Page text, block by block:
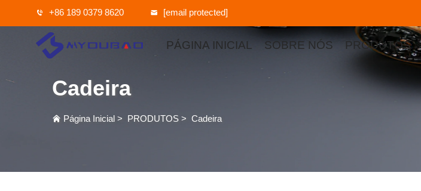
+86 189 0379 8620 [email protected]
PÁGINA INICIAL SOBRE NÓS PRODUTOS
Cadeira
Página Inicial > PRODUTOS > Cadeira